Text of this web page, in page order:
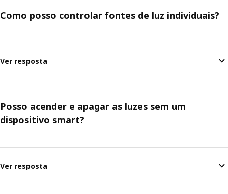
Como posso controlar fontes de luz individuais?
Ver resposta
Posso acender e apagar as luzes sem um
dispositivo smart?
Ver resposta